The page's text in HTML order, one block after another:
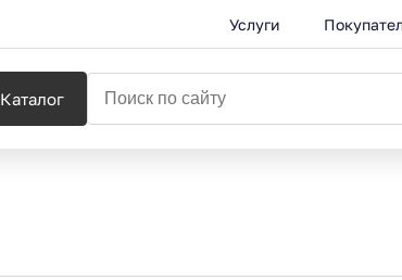
Услуги
Каталог